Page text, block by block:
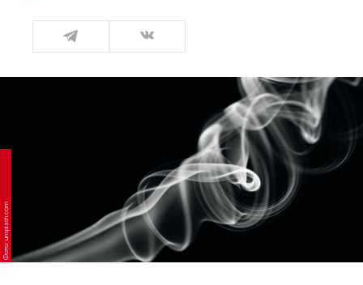
Фото: unsplash.com